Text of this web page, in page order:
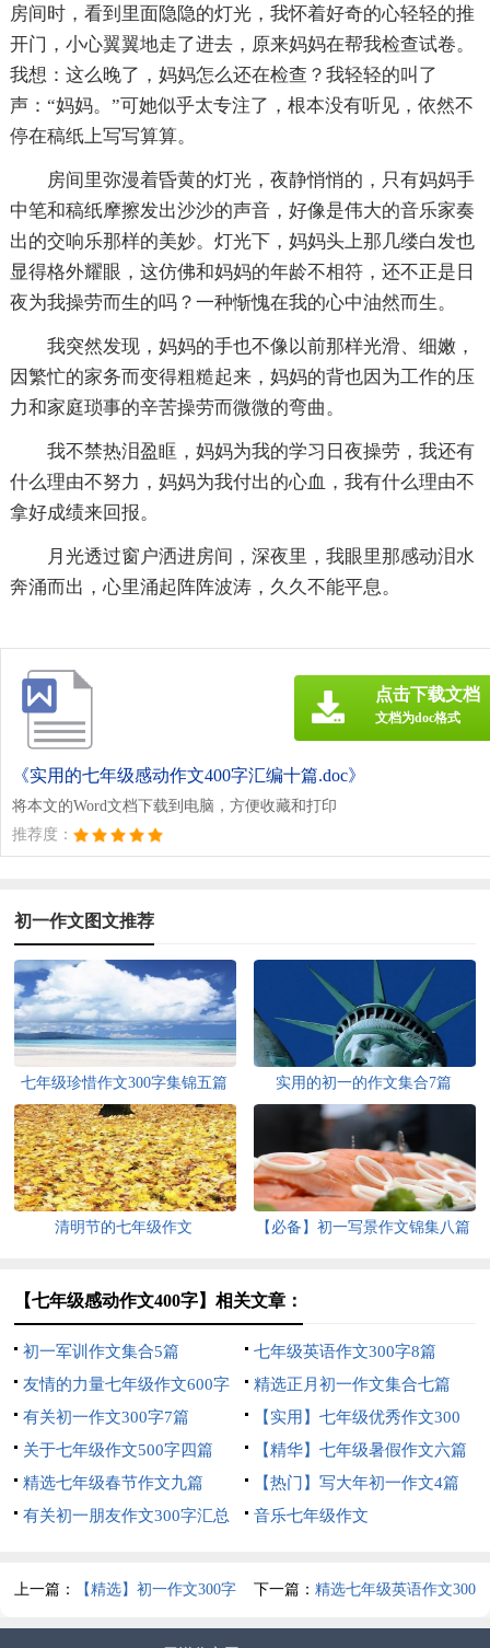
房间时，看到里面隐隐的灯光，我怀着好奇的心轻轻的推
开门，小心翼翼地走了进去，原来妈妈在帮我检查试卷。
我想：这么晚了，妈妈怎么还在检查？我轻轻的叫了
声：“妈妈。”可她似乎太专注了，根本没有听见，依然不
停在稿纸上写写算算。
房间里弥漫着昏黄的灯光，夜静悄悄的，只有妈妈手
中笔和稿纸摩擦发出沙沙的声音，好像是伟大的音乐家奏
出的交响乐那样的美妙。灯光下，妈妈头上那几缕白发也
显得格外耀眼，这仿佛和妈妈的年龄不相符，还不正是日
夜为我操劳而生的吗？一种惭愧在我的心中油然而生。
我突然发现，妈妈的手也不像以前那样光滑、细嫩，
因繁忙的家务而变得粗糙起来，妈妈的背也因为工作的压
力和家庭琐事的辛苦操劳而微微的弯曲。
我不禁热泪盈眶，妈妈为我的学习日夜操劳，我还有
什么理由不努力，妈妈为我付出的心血，我有什么理由不
拿好成绩来回报。
月光透过窗户洒进房间，深夜里，我眼里那感动泪水
奔涌而出，心里涌起阵阵波涛，久久不能平息。
《实用的七年级感动作文400字汇编十篇.doc》
将本文的Word文档下载到电脑，方便收藏和打印
推荐度：
点击下载文档
文档为doc格式
初一作文图文推荐
七年级珍惜作文300字集锦五篇 实用的初一的作文集合7篇
清明节的七年级作文 【必备】初一写景作文锦集八篇
【七年级感动作文400字】相关文章：
初一军训作文集合5篇
七年级英语作文300字8篇
友情的力量七年级作文600字
精选正月初一作文集合七篇
有关初一作文300字7篇
【实用】七年级优秀作文300
字集锦6篇
关于七年级作文500字四篇
【精华】七年级暑假作文六篇
精选七年级春节作文九篇
【热门】写大年初一作文4篇
有关初一朋友作文300字汇总
音乐七年级作文
上一篇： 【精选】初一作文300字
合集5篇
下一篇： 精选七年级英语作文300
字6篇